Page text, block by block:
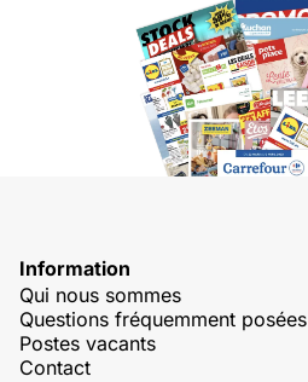
Information
Qui nous sommes
Questions fréquemment posées
Postes vacants
Contact